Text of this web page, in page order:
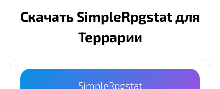
Скачать SimpleRpgstat для
Террарии
SimpleRpgstat